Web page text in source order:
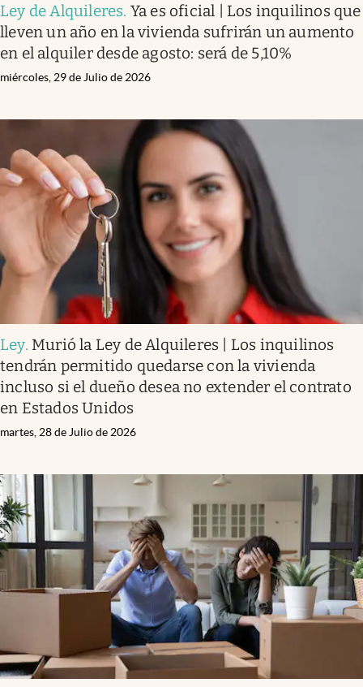
Ley de Alquileres. Ya es oficial | Los inquilinos que
lleven un año en la vivienda sufrirán un aumento
en el alquiler desde agosto: será de 5,10%
miércoles, 29 de Julio de 2026
Ley. Murió la Ley de Alquileres | Los inquilinos
tendrán permitido quedarse con la vivienda
incluso si el dueño desea no extender el contrato
en Estados Unidos
martes, 28 de Julio de 2026